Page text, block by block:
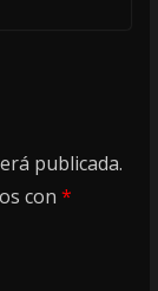
publicada.
con *